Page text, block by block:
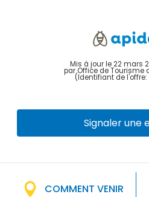
Mis à jour le 22 mars
par Office de Tourisme
(Identifiant de l'offre:
Signaler une
COMMENT VENIR